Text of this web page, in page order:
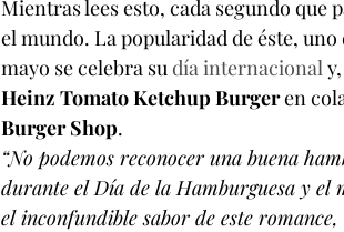
Mientras lees esto, cada segundo que
el mundo. La popularidad de éste, uno
mayo se celebra su día internacional
Heinz Tomato Ketchup Burger en
Burger Shop.
“No podemos reconocer una buena
durante el Día de la Hamburguesa y el
el inconfundible sabor de este